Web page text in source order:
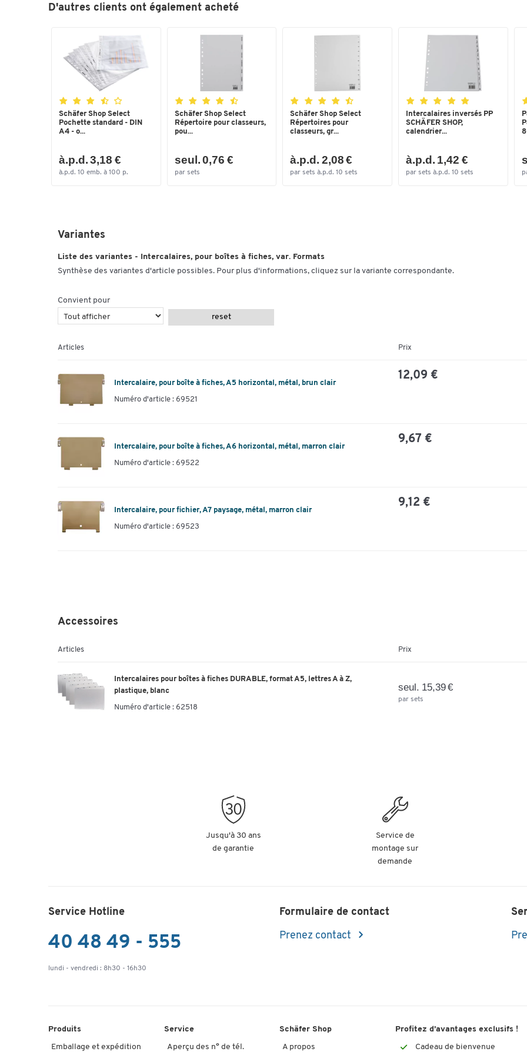
D'autres clients ont également acheté
Schäfer Shop Select
Pochette standard - DIN
A4 - o...
à.p.d. 3,18 €
à.p.d. 10 emb. à 100 p.
Schäfer Shop Select
Répertoire pour classeurs,
pou...
seul. 0,76 €
par sets
Schäfer Shop Select
Répertoires pour
classeurs, gr...
à.p.d. 2,08 €
par sets à.p.d. 10 sets
Intercalaires inversés PP
SCHÄFER SHOP,
calendrier...
à.p.d. 1,42 €
par sets à.p.d. 10 sets
Variantes
Liste des variantes - Intercalaires, pour boîtes à fiches, var. Formats
Synthèse des variantes d'article possibles. Pour plus d'informations, cliquez sur la variante correspondante.
Convient pour
reset
Articles Prix
Intercalaire, pour boîte à fiches, A5 horizontal, métal, brun clair
Numéro d'article : 69521
12,09 €
Intercalaire, pour boîte à fiches, A6 horizontal, métal, marron clair
Numéro d'article : 69522
9,67 €
Intercalaire, pour fichier, A7 paysage, métal, marron clair
Numéro d'article : 69523
9,12 €
Accessoires
Articles Prix
Intercalaires pour boîtes à fiches DURABLE, format A5, lettres A à Z,
plastique, blanc
Numéro d'article : 62518
seul. 15,39 €
par sets
Jusqu'à 30 ans
de garantie
Service de
montage sur
demande
Service Hotline
40 48 49 - 555
lundi - vendredi : 8h30 - 16h30
Formulaire de contact
Prenez contact
Produits
Emballage et expédition
Service
Aperçu des n° de tél.
Schäfer Shop
A propos
Profitez d’avantages exclusifs !
Cadeau de bienvenue